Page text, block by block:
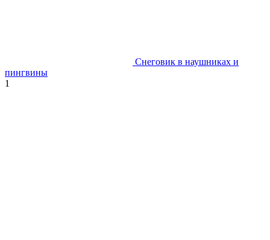
Снеговик в наушниках и
пингвины
1